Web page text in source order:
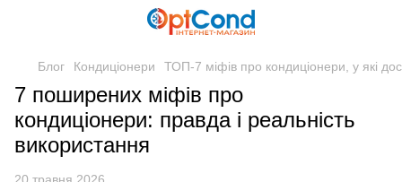
Блог Кондиціонери ТОП-7 міфів про кондиціонери, у які
7 поширених міфів про
кондиціонери: правда і реальність
використання